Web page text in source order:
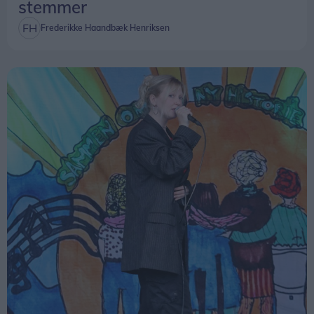
Ingen grund til at frygte den
Selv om en haj på flere meters længde tæt ved
stranden kan lyde faretruende, er der ifølge
stemmer
Frederikke Haandbæk Henriksen